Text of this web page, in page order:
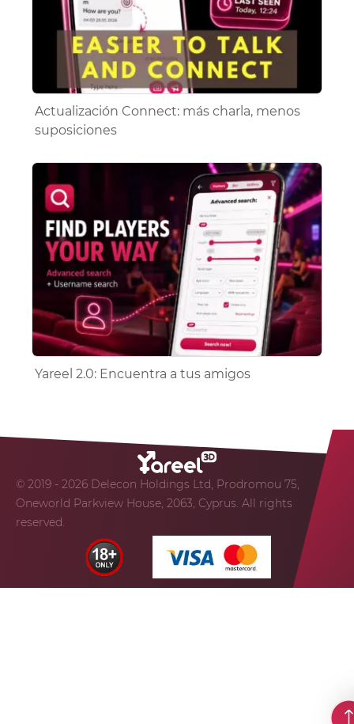
Actualización Connect: más charla, menos
suposiciones
Yareel 2.0: Encuentra a tus amigos
© 2019 - 2026 Delecon Holdings Ltd, Prodromou 75,
Oneworld Parkview House, 2063, Cyprus. All rights
reserved.